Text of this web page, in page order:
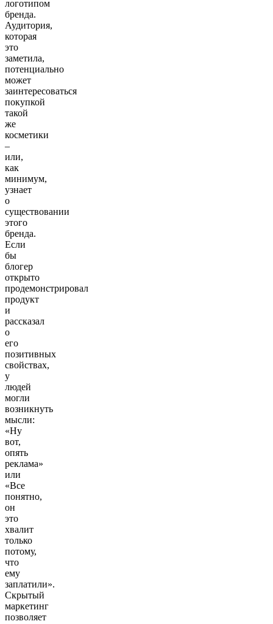
логотипом
бренда.
Аудитория,
которая
это
заметила,
потенциально
может
заинтересоваться
покупкой
такой
же
косметики
–
или,
как
минимум,
узнает
о
существовании
этого
бренда.
Если
бы
блогер
открыто
продемонстрировал
продукт
и
рассказал
о
его
позитивных
свойствах,
у
людей
могли
возникнуть
мысли:
«Ну
вот,
опять
реклама»
или
«Все
понятно,
он
это
хвалит
только
потому,
что
ему
заплатили».
Скрытый
маркетинг
позволяет